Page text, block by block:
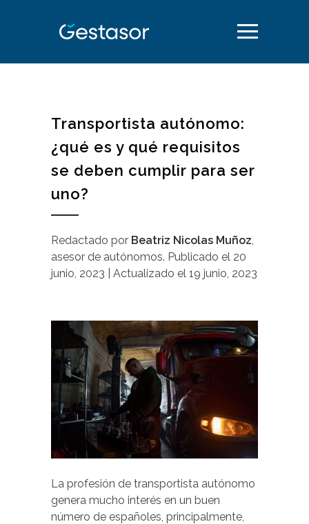
Transportista autónomo:
¿qué es y qué requisitos
se deben cumplir para ser
uno?
Redactado por Beatriz Nicolas Muñoz,
asesor de autónomos. Publicado el 20
junio, 2023 | Actualizado el 19 junio, 2023
La profesión de transportista autónomo
genera mucho interés en un buen
número de españoles, principalmente,